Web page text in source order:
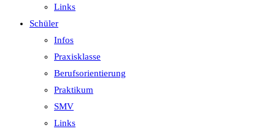
Links
Schüler
Infos
Praxisklasse
Berufsorientierung
Praktikum
SMV
Links